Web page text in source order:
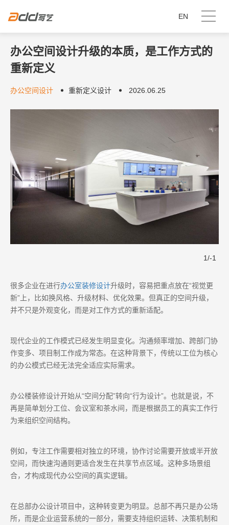
EN
办公空间设计升级的本质，是工作方式的
重新定义
办公空间设计 重新定义设计 2026.06.25
1/-1
很多企业在进行办公室装修设计升级时，容易把重点放在“视觉更
新”上，比如换风格、升级材料、优化效果。但真正的空间升级，
并不只是外观变化，而是对工作方式的重新适配。
现代企业的工作模式已经发生明显变化。沟通频率增加、跨部门协
作变多、项目制工作成为常态。在这种背景下，传统以工位为核心
的办公模式已经无法完全适应实际需求。
办公楼装修设计开始从“空间分配”转向“行为设计”。也就是说，不
再是简单划分工位、会议室和茶水间，而是根据员工的真实工作行
为来组织空间结构。
例如，专注工作需要相对独立的环境，协作讨论需要开放或半开放
空间，而快速沟通则更适合发生在共享节点区域。这种多场景组
合，才构成现代办公空间的真实逻辑。
在总部办公设计项目中，这种转变更为明显。总部不再只是办公场
所，而是企业运营系统的一部分，需要支持组织运转、决策机制和